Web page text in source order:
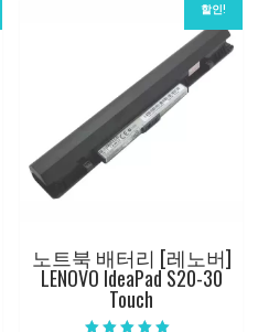
할인!
노트북 배터리 [레노버]
LENOVO IdeaPad S20-30
Touch